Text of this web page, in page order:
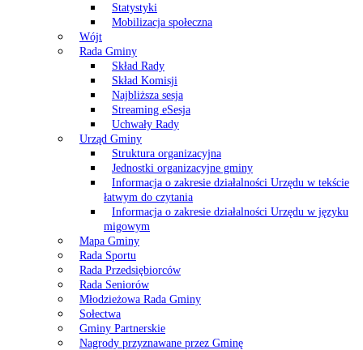
Statystyki
Mobilizacja społeczna
Wójt
Rada Gminy
Skład Rady
Skład Komisji
Najbliższa sesja
Streaming eSesja
Uchwały Rady
Urząd Gminy
Struktura organizacyjna
Jednostki organizacyjne gminy
Informacja o zakresie działalności Urzędu w tekście
łatwym do czytania
Informacja o zakresie działalności Urzędu w języku
migowym
Mapa Gminy
Rada Sportu
Rada Przedsiębiorców
Rada Seniorów
Młodzieżowa Rada Gminy
Sołectwa
Gminy Partnerskie
Nagrody przyznawane przez Gminę